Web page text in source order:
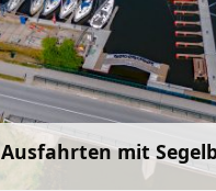
Ausfahrten mit